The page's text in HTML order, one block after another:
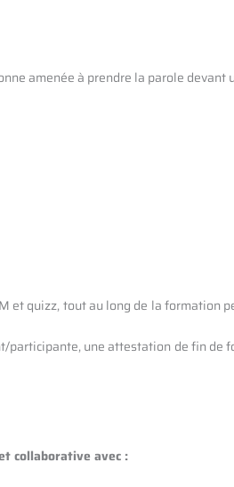
amenée à prendre la parole devant
et quizz, tout au long de la formation
une attestation de fin de
collaborative avec :